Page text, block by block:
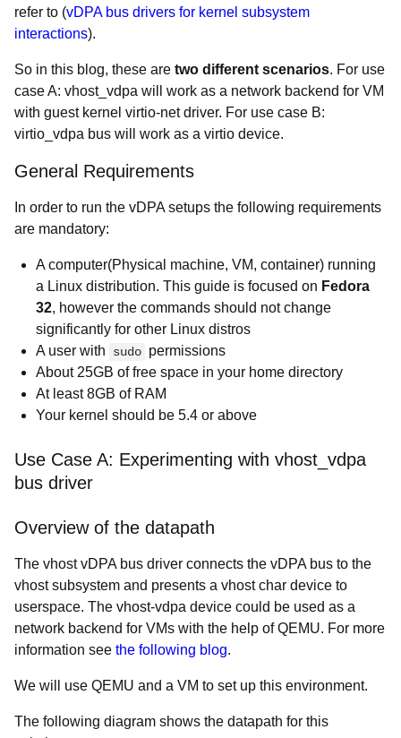
refer to (vDPA bus drivers for kernel subsystem
interactions).
So in this blog, these are two different scenarios. For use
case A: vhost_vdpa will work as a network backend for VM
with guest kernel virtio-net driver. For use case B:
virtio_vdpa bus will work as a virtio device.
General Requirements
In order to run the vDPA setups the following requirements
are mandatory:
A computer(Physical machine, VM, container) running
a Linux distribution. This guide is focused on Fedora
32, however the commands should not change
significantly for other Linux distros
A user with
sudo permissions
About 25GB of free space in your home directory
At least 8GB of RAM
Your kernel should be 5.4 or above
Use Case A: Experimenting with vhost_vdpa
bus driver
Overview of the datapath
The vhost vDPA bus driver connects the vDPA bus to the
vhost subsystem and presents a vhost char device to
userspace. The vhost-vdpa device could be used as a
network backend for VMs with the help of QEMU. For more
information see the following blog.
We will use QEMU and a VM to set up this environment.
The following diagram shows the datapath for this